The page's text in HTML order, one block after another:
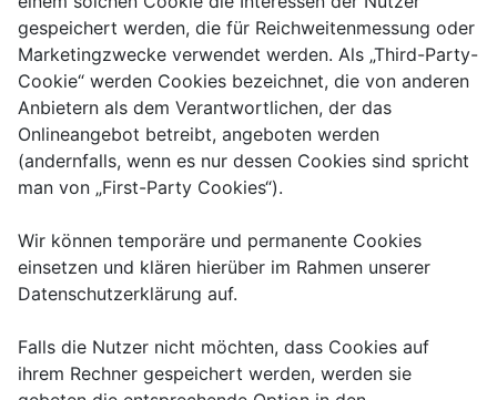
gespeichert werden, die für Reichweitenmessung oder
Marketingzwecke verwendet werden. Als „Third-Party-
Cookie“ werden Cookies bezeichnet, die von anderen
Anbietern als dem Verantwortlichen, der das
Onlineangebot betreibt, angeboten werden
(andernfalls, wenn es nur dessen Cookies sind spricht
man von „First-Party Cookies“).
Wir können temporäre und permanente Cookies
einsetzen und klären hierüber im Rahmen unserer
Datenschutzerklärung auf.
Falls die Nutzer nicht möchten, dass Cookies auf
ihrem Rechner gespeichert werden, werden sie